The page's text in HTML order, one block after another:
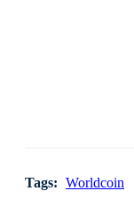
Tags: Worldcoin